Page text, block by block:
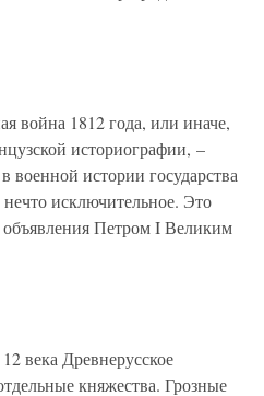
война 1812 года, или иначе,
историографии, –
военной истории государства
нечто исключительное. Это
Петром I Великим
века Древнерусское
княжества. Грозные